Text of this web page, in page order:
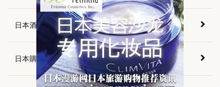
日本酒店預訂
日本購物資訊